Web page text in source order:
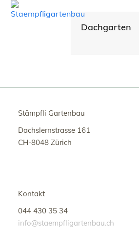
SkipOpen
Close
Dachgarten
Stämpfli Gartenbau
Dachslernstrasse 161
CH-8048 Zürich
Kontakt
044 430 35 34
info@staempfligartenbau.ch